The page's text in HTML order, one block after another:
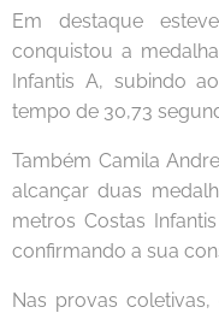
Em destaque
conquistou a
Infantis A, subindo
tempo de 30,73
Também Camila
alcançar duas
metros Costas
confirmando a sua
Nas provas